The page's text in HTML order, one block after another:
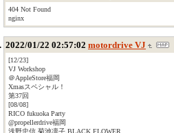
404 Not Found
nginx
2022/01/22 02:57:02 motordrive VJ
[12/23]
VJ Workshop
＠AppleStore福岡
Xmasスペシャル！
第37回
[08/08]
RICO fukuoka Party
@propellerdrive福岡
浅野忠信,菊池凛子,BLACK FLOWER